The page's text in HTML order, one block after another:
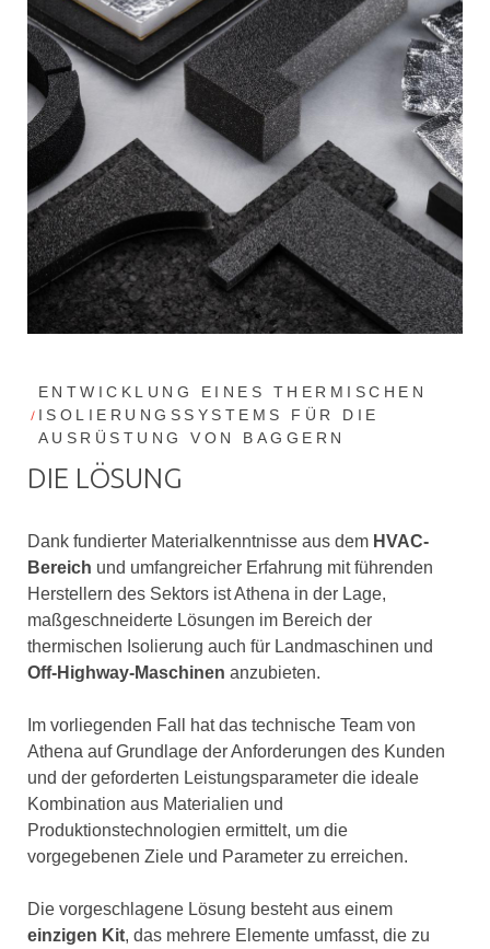
ENTWICKLUNG EINES THERMISCHEN
ISOLIERUNGSSYSTEMS FÜR DIE
AUSRÜSTUNG VON BAGGERN
DIE LÖSUNG
Dank fundierter Materialkenntnisse aus dem HVAC-
Bereich und umfangreicher Erfahrung mit führenden
Herstellern des Sektors ist Athena in der Lage,
maßgeschneiderte Lösungen im Bereich der
thermischen Isolierung auch für Landmaschinen und
Off-Highway-Maschinen anzubieten.
Im vorliegenden Fall hat das technische Team von
Athena auf Grundlage der Anforderungen des Kunden
und der geforderten Leistungsparameter die ideale
Kombination aus Materialien und
Produktionstechnologien ermittelt, um die
vorgegebenen Ziele und Parameter zu erreichen.
Die vorgeschlagene Lösung besteht aus einem
einzigen Kit, das mehrere Elemente umfasst, die zu